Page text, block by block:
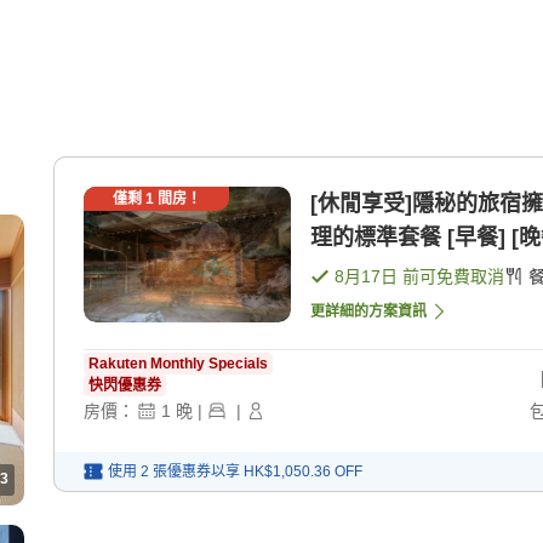
3
僅剩 1間房！
[休閒享受]隱秘的旅宿
理的標準套餐 [早餐] [
8月17日 前可免費取消
更詳細的方案資訊
Rakuten Monthly Specials
快閃優惠券
房價： 1 晚 | |
使用 2 張優惠券以享 HK$1,050.36 OFF